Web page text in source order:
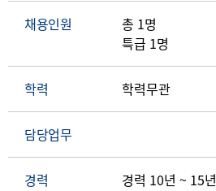
채용인원
총 1명
특급 1명
학력 학력무관
담당업무
경력 경력 10년 ~ 15년